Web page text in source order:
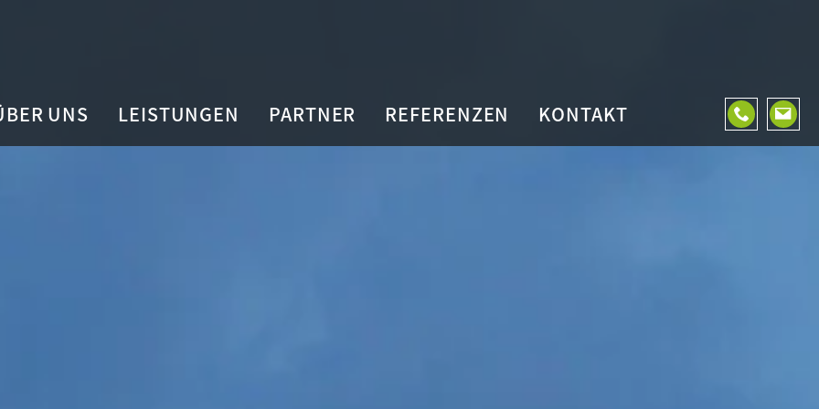
UNS LEISTUNGEN PARTNER REFERENZEN KONTAKT